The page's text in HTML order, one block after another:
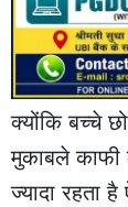
क्योंकि बच्चे
मुकाबले काफी
ज्यादा रहता